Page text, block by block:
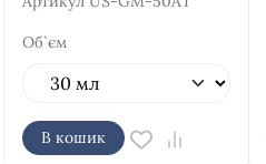
Об`єм
В кошик